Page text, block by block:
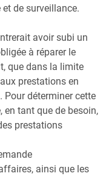
de surveillance.
avoir subi un
à réparer le
que dans la limite
prestations en
déterminer cette
en tant que de besoin,
prestations
ainsi que les